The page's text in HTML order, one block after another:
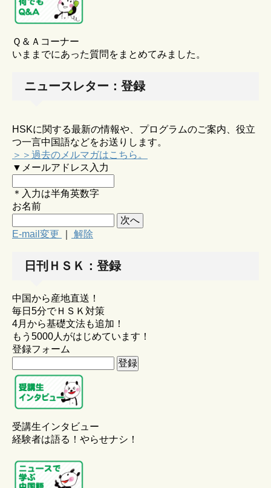
Ｑ＆Ａコーナー
いままでにあった質問をまとめてみました。
ニュースレター：登録
HSKに関する最新の情報や、プログラムのご案内、役立
つ一言中国語などをお送りします。
＞＞過去のメルマガはこちら。
▼メールアドレス入力
＊入力は半角英数字
お名前
E-mail変更 解除
日刊ＨＳＫ：登録
中国から産地直送！
毎日5分でＨＳＫ対策
4月から基礎文法も追加！
もう5000人がはじめています！
登録フォーム
受講生インタビュー
経験者は語る！やらせナシ！